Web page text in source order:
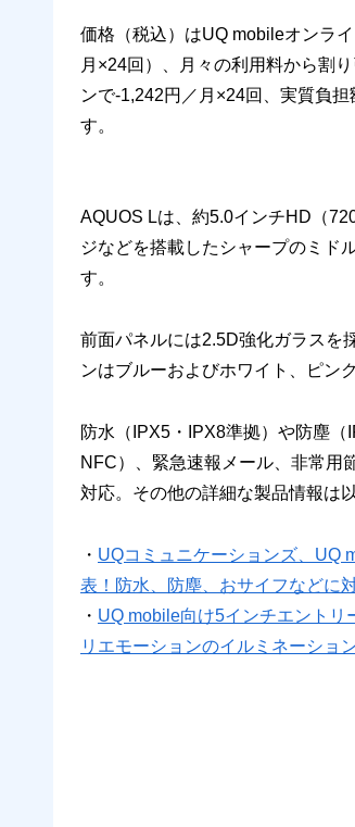
価格（税込）はUQ mobileオンラ
月×24回）、月々の利用料から割
ンで-1,242円／月×24回、実質負
す。
AQUOS Lは、約5.0インチHD（
ジなどを搭載したシャープのミド
す。
前面パネルには2.5D強化ガラスを
ンはブルーおよびホワイト、ピン
防水（IPX5・IPX8準拠）や防塵
NFC）、緊急速報メール、非常用
対応。その他の詳細な製品情報は
・ UQコミュニケーションズ、UQ
表！防水、防塵、おサイフなどに
・ UQ mobile向け5インチエントリ
リエモーションのイルミネーショ